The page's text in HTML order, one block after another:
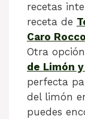
recetas
receta de
Caro Rocco
Otra
de Limón
perfecta
del limón
puedes